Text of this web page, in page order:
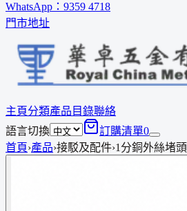
WhatsApp： 9359 4718
門市地址
主頁分類產品 目錄聯絡
語言切換
訂購清單0
首頁›產品›接駁及配件›1分銅外絲堵頭